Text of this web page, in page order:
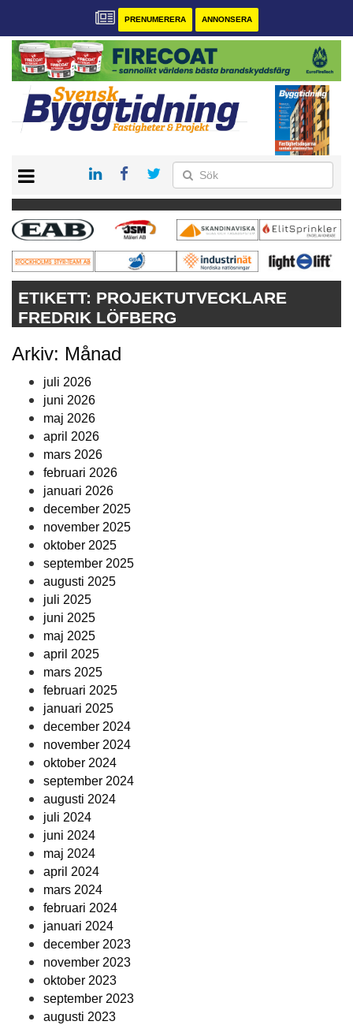
PRENUMERERA ANNONSERA
PRENUMERERA
VÅRA ANDRA MAGASIN
ANNONSERA
KONTAKT
ETIKETT: PROJEKTUTVECKLARE
FREDRIK LÖFBERG
Arkiv: Månad
juli 2026
juni 2026
maj 2026
april 2026
mars 2026
februari 2026
januari 2026
december 2025
november 2025
oktober 2025
september 2025
augusti 2025
juli 2025
juni 2025
maj 2025
april 2025
mars 2025
februari 2025
januari 2025
december 2024
november 2024
oktober 2024
september 2024
augusti 2024
juli 2024
juni 2024
maj 2024
april 2024
mars 2024
februari 2024
januari 2024
december 2023
november 2023
oktober 2023
september 2023
augusti 2023